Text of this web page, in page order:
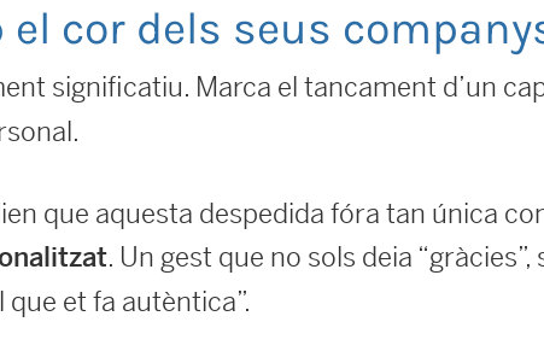
el cor dels seus
significatiu. Marca el tancament d’un
que aquesta despedida fóra tan única
. Un gest que no sols deia
et fa autèntica”.